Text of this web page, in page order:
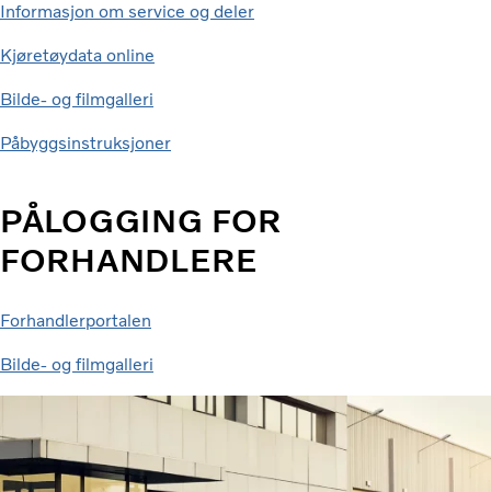
Informasjon om service og deler
Kjøretøydata online
Bilde- og filmgalleri
Påbyggsinstruksjoner
PÅLOGGING FOR
FORHANDLERE
Forhandlerportalen
Bilde- og filmgalleri